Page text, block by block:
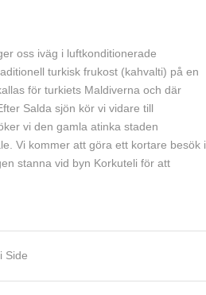
oss iväg i luftkonditionerade
turkisk frukost (kahvalti) på en
för turkiets Maldiverna och där
Salda sjön kör vi vidare till
vi den gamla atinka staden
Vi kommer att göra ett kortare besök i
stanna vid byn Korkuteli för att
Side